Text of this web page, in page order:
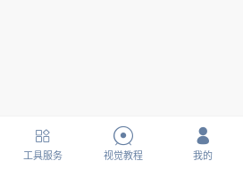

工具服务

视觉教程

我的